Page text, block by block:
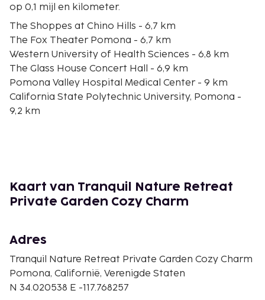
op 0,1 mijl en kilometer.
The Shoppes at Chino Hills - 6,7 km
The Fox Theater Pomona - 6,7 km
Western University of Health Sciences - 6,8 km
The Glass House Concert Hall - 6,9 km
Pomona Valley Hospital Medical Center - 9 km
California State Polytechnic University, Pomona -
9,2 km
BAPS Shri Swaminarayan Mandir - 10,2 km
Los Serranos Country Club - 10,3 km
Casa Colina Hospital and Centers for Healthcare -
Casa Colina Hospital For Rehab Medicine - 11,5 km
In-N-Out Burger Pomona Dragstrip - 11,9 km
De dichtstbijgelegen grootste luchthavens zijn:
Internationale luchthaven Ontario (ONT) - 21,4 km
Kaart van Tranquil Nature Retreat
Private Garden Cozy Charm
Adres
Tranquil Nature Retreat Private Garden Cozy Charm
Pomona, Californië, Verenigde Staten
N 34.020538 E -117.768257